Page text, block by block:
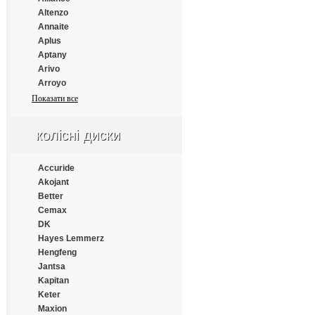
Estrada
Everest
Everton
Fairking
Falken
Farroad
Fastwear
Firelion
Firestone
Force
Formula
Fortune
Frideric
Fronway
Fulda
Fullrun
Funtoma
Gallant
General
Altenzo
Annaite
Aplus
Aptany
Arivo
Arroyo
Atlander
Austone
Bars
Barum
BFGoodrich
Blacklion
Bridgestone
Cachland
Chengshan
Comforser
Compasal
Continental
Cooper
Показати все
колісні диски
Accuride
Akojant
Better
Cemax
DK
Hayes Lemmerz
Hengfeng
Jantsa
Kapitan
Keter
Maxion